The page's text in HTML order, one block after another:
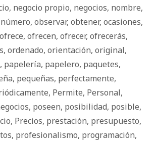
, negocio propio, negocios, nombre,
número, observar, obtener, ocasiones,
ofrece, ofrecen, ofrecer, ofrecerás,
, ordenado, orientación, original,
, papelería, papelero, paquetes,
, pequeñas, perfectamente,
, Permite, Personal,
, poseen, posibilidad, posible,
, Precios, prestación, presupuesto,
, profesionalismo, programación,